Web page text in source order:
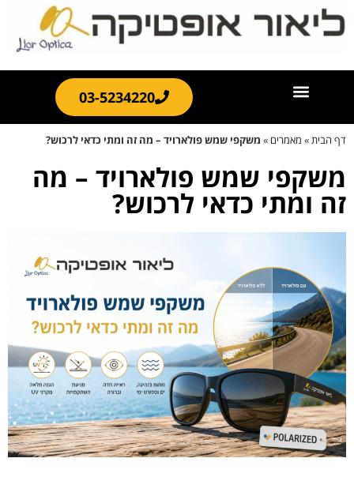
03-5234220
דף הבית» מאמרים» משקפי שמש פולארויד – מה זה ומתי כדאי לרכוש?
משקפי שמש פולארויד – מה
זה ומתי כדאי לרכוש?